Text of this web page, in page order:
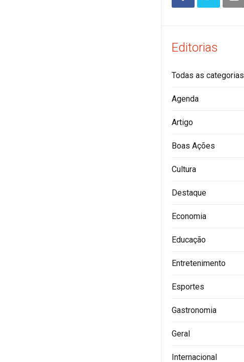
Editorias
Todas as categorias
Agenda
Artigo
Boas Ações
Cultura
Destaque
Economia
Educação
Entretenimento
Esportes
Gastronomia
Geral
Internacional